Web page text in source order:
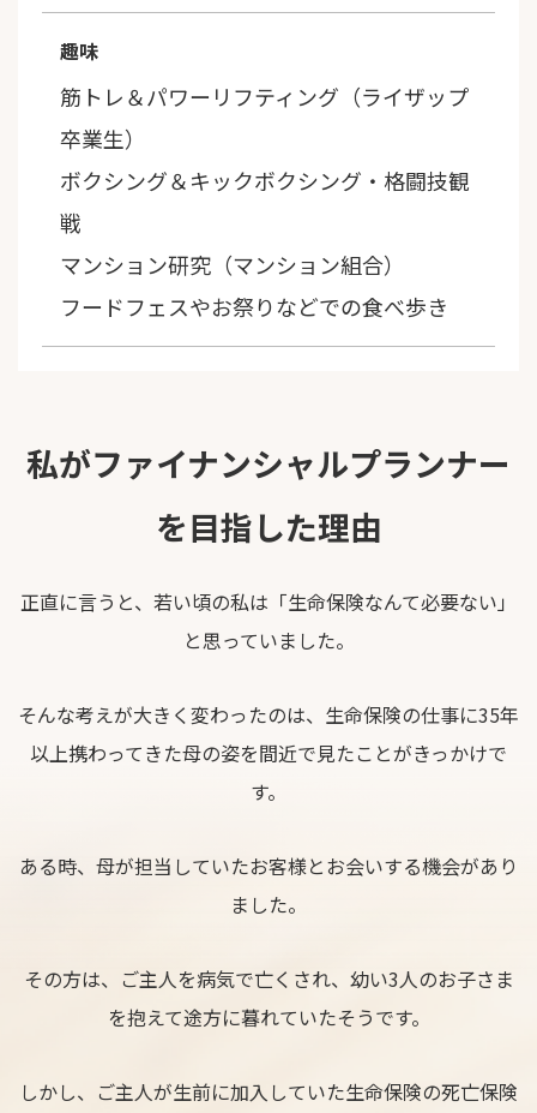
趣味
筋トレ＆パワーリフティング（ライザップ
卒業生）
ボクシング＆キックボクシング・格闘技観
戦
マンション研究（マンション組合）
フードフェスやお祭りなどでの食べ歩き
私がファイナンシャルプランナー
を目指した理由
正直に言うと、若い頃の私は「生命保険なんて必要ない」
と思っていました。
そんな考えが大きく変わったのは、生命保険の仕事に35年
以上携わってきた母の姿を間近で見たことがきっかけで
す。
ある時、母が担当していたお客様とお会いする機会があり
ました。
その方は、ご主人を病気で亡くされ、幼い3人のお子さま
を抱えて途方に暮れていたそうです。
しかし、ご主人が生前に加入していた生命保険の死亡保険